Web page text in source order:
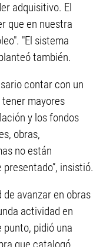
adquisitivo. El
que en nuestra
"El sistema
también.
contar con un
mayores
y los fondos
obras,
no están
insistió.
avanzar en obras
actividad en
pidió una